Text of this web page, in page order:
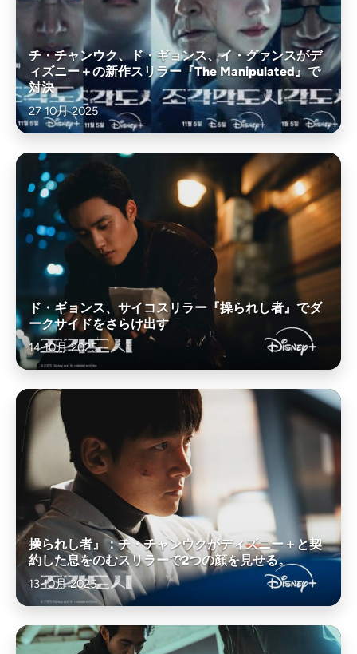
チ・チャンウク、ド・ギョンス、イ・グァンスがデ
ィズニー＋の新作スリラー『The Manipulated』で
対決
27 10月 2025
ド・ギョンス、サイコスリラー『操られし者』でダ
ークサイドをさらけ出す
14 10月 2025
操られし者』：チ・チャンウクがディズニー＋と契
約した息をのむスリラーで2つの顔を見せる。
13 10月 2025